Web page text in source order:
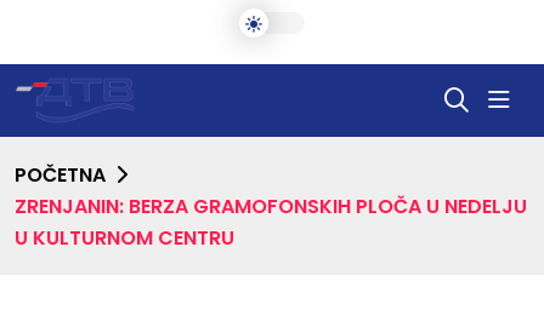
POČETNA
ZRENJANIN: BERZA GRAMOFONSKIH PLOČA U NEDELJU
U KULTURNOM CENTRU